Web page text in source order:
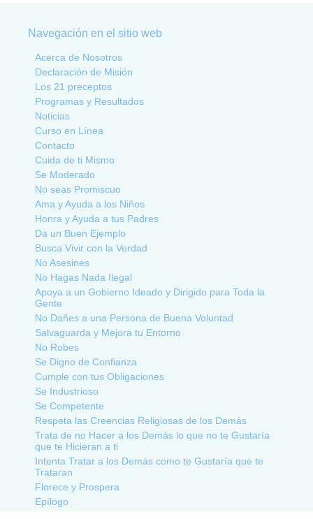
Navegación en el sitio web
Acerca de Nosotros
Declaración de Misión
Los 21 preceptos
Programas y Resultados
Noticias
Curso en Línea
Contacto
Cuida de ti Mismo
Se Moderado
No seas Promiscuo
Ama y Ayuda a los Niños
Honra y Ayuda a tus Padres
Da un Buen Ejemplo
Busca Vivir con la Verdad
No Asesines
No Hagas Nada Ilegal
Apoya a un Gobierno Ideado y Dirigido para Toda la
Gente
No Dañes a una Persona de Buena Voluntad
Salvaguarda y Mejora tu Entorno
No Robes
Se Digno de Confianza
Cumple con tus Obligaciones
Se Industrioso
Se Competente
Respeta las Creencias Religiosas de los Demás
Trata de no Hacer a los Demás lo que no te Gustaría
que te Hicieran a ti
Intenta Tratar a los Demás como te Gustaría que te
Trataran
Florece y Prospera
Epílogo